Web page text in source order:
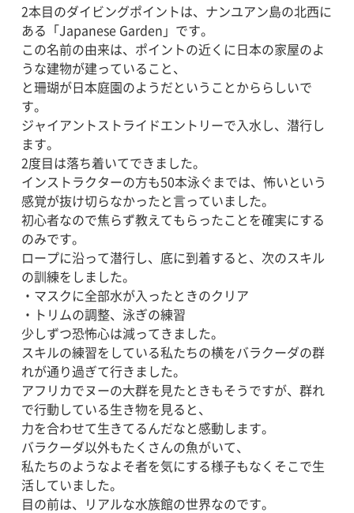
2本目のダイビングポイントは、ナンユアン島の北西に
ある「Japanese Garden」です。
この名前の由来は、ポイントの近くに日本の家屋のよ
うな建物が建っていること、
と珊瑚が日本庭園のようだということかららしいで
す。
ジャイアントストライドエントリーで入水し、潜行し
ます。
2度目は落ち着いてできました。
インストラクターの方も50本泳ぐまでは、怖いという
感覚が抜け切らなかったと言っていました。
初心者なので焦らず教えてもらったことを確実にする
のみです。
ロープに沿って潜行し、底に到着すると、次のスキル
の訓練をしました。
・マスクに全部水が入ったときのクリア
・トリムの調整、泳ぎの練習
少しずつ恐怖心は減ってきました。
スキルの練習をしている私たちの横をバラクーダの群
れが通り過ぎて行きました。
アフリカでヌーの大群を見たときもそうですが、群れ
で行動している生き物を見ると、
力を合わせて生きてるんだなと感動します。
バラクーダ以外もたくさんの魚がいて、
私たちのようなよそ者を気にする様子もなくそこで生
活していました。
目の前は、リアルな水族館の世界なのです。